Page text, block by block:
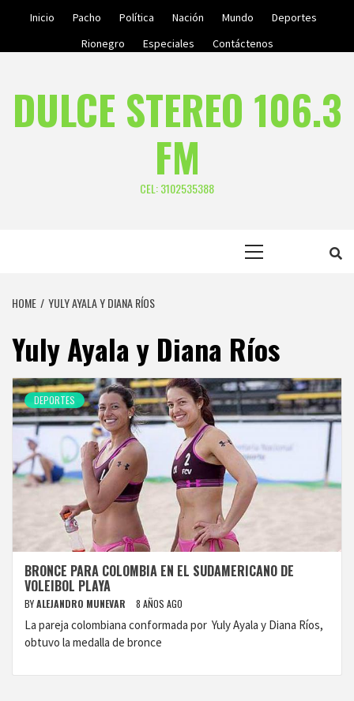
Inicio Pacho Política Nación Mundo
Deportes
Rionegro
Especiales Contáctenos
DULCE STEREO 106.3
FM
CEL: 3102535388
HOME YULY AYALA Y DIANA RÍOS
Yuly Ayala y Diana Ríos
DEPORTES
BRONCE PARA COLOMBIA EN EL SUDAMERICANO DE
VOLEIBOL PLAYA
BYALEJANDRO MUNEVAR 8 AÑOS AGO
La pareja colombiana conformada por Yuly Ayala y Diana Ríos,
obtuvo la medalla de bronce